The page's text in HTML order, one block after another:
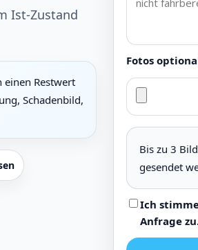
Ist-Zustand
einen Restwert
Schadenbild,
Fotos
Bis zu 3
gesendet
Ich
Anfrage